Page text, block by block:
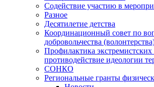
Содействие участию в
Разное
Десятилетие детства
Координационный совет по
добровольчества
Профилактика
противодействие идеологии
СОНКО
Региональные гранты